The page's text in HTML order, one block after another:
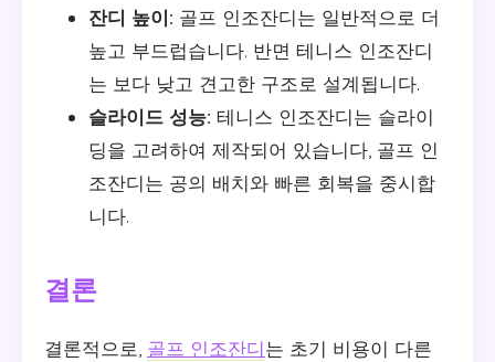
잔디 높이: 골프 인조잔디는 일반적으로 더
높고 부드럽습니다. 반면 테니스 인조잔디
는 보다 낮고 견고한 구조로 설계됩니다.
슬라이드 성능: 테니스 인조잔디는 슬라이
딩을 고려하여 제작되어 있습니다, 골프 인
조잔디는 공의 배치와 빠른 회복을 중시합
니다.
결론
결론적으로, 골프 인조잔디는 초기 비용이 다른